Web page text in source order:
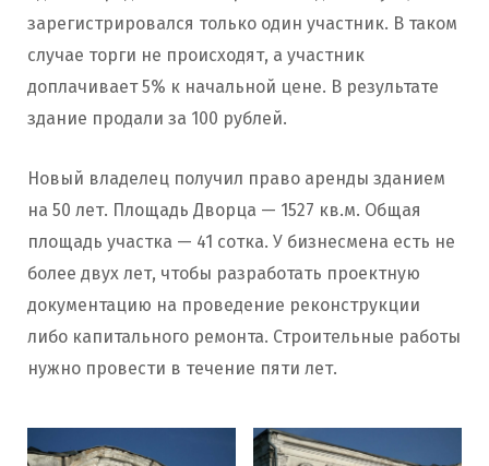
зарегистрировался только один участник. В таком
случае торги не происходят, а участник
доплачивает 5% к начальной цене. В результате
здание продали за 100 рублей.
Новый владелец получил право аренды зданием
на 50 лет. Площадь Дворца — 1527 кв.м. Общая
площадь участка — 41 сотка. У бизнесмена есть не
более двух лет, чтобы разработать проектную
документацию на проведение реконструкции
либо капитального ремонта. Строительные работы
нужно провести в течение пяти лет.